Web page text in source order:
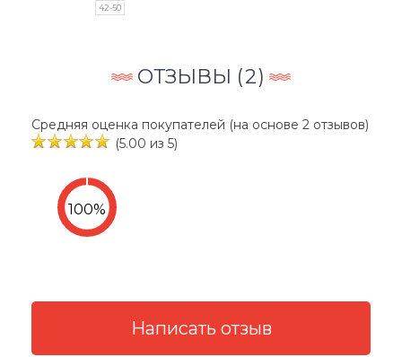
42-50
ОТЗЫВЫ (2)
Средняя оценка покупателей (на основе 2 отзывов)
(5.00 из 5)